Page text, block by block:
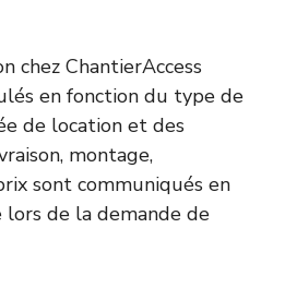
chez ChantierAccess
en fonction du type de
de location et des
montage,
sont communiqués en
de la demande de